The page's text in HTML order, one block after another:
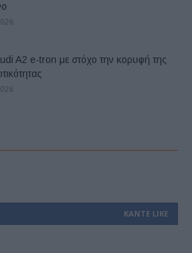
A2 e-tron με στόχο την κορυφή της
ΚΆΝΤΕ LIKE